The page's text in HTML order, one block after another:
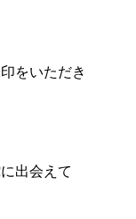
をいただき
出会えて